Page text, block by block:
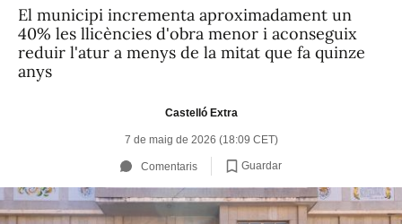
El municipi incrementa aproximadament un
40% les llicències d'obra menor i aconseguix
reduir l'atur a menys de la mitat que fa quinze
anys
Castelló Extra
7 de maig de 2026 (18:09 CET)
Comentaris Guardar